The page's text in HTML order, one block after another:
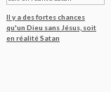
Il y a des fortes chances
qu'un Dieu sans Jésus, soit
en réalité Satan